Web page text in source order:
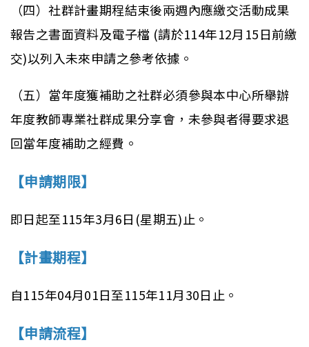
（四）社群計畫期程結束後兩週內應繳交活動成果
報告之書面資料及電子檔 (請於114年12月15日前繳
交)以列入未來申請之參考依據。
（五）當年度獲補助之社群必須參與本中心所舉辦
年度教師專業社群成果分享會，未參與者得要求退
回當年度補助之經費。
【申請期限】
即日起至115年3月6日(星期五)止。
【計畫期程】
自115年04月01日至115年11月30日止。
【申請流程】